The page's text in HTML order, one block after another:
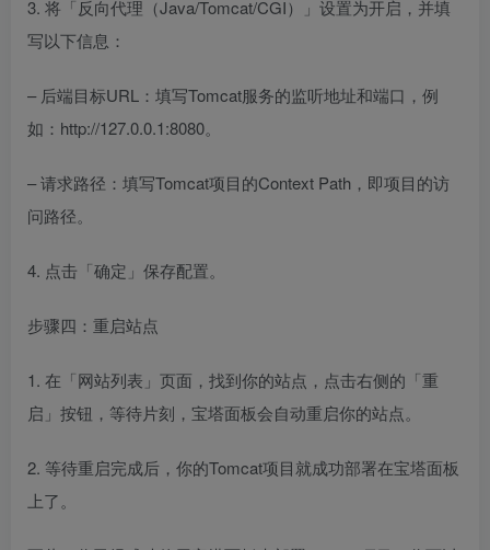
3. 将「反向代理（Java/Tomcat/CGI）」设置为开启，并填
写以下信息：
– 后端目标URL：填写Tomcat服务的监听地址和端口，例
如：http://127.0.0.1:8080。
– 请求路径：填写Tomcat项目的Context Path，即项目的访
问路径。
4. 点击「确定」保存配置。
步骤四：重启站点
1. 在「网站列表」页面，找到你的站点，点击右侧的「重
启」按钮，等待片刻，宝塔面板会自动重启你的站点。
2. 等待重启完成后，你的Tomcat项目就成功部署在宝塔面板
上了。